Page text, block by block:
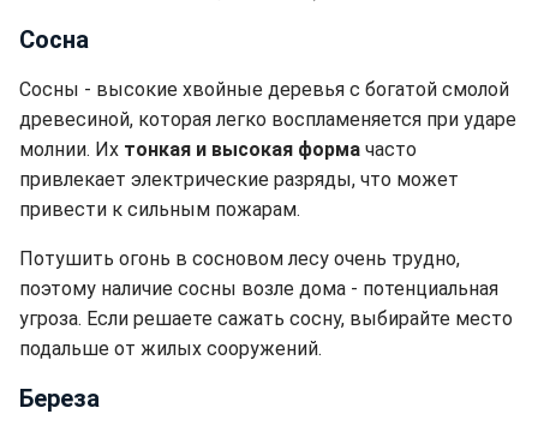
Сосна
Сосны - высокие хвойные деревья с богатой смолой
древесиной, которая легко воспламеняется при ударе
молнии. Их тонкая и высокая форма часто
привлекает электрические разряды, что может
привести к сильным пожарам.
Потушить огонь в сосновом лесу очень трудно,
поэтому наличие сосны возле дома - потенциальная
угроза. Если решаете сажать сосну, выбирайте место
подальше от жилых сооружений.
Береза